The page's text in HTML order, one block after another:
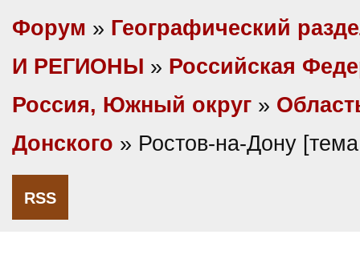
Форум » Географический
И РЕГИОНЫ » Российская
Россия, Южный округ »
Донского » Ростов-на-Дону
RSS